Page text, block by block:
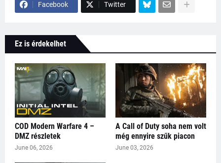
Facebook Twitter
Ez is érdekelhet
COD Modern Warfare 4 –
DMZ részletek
June 06, 2026
A Call of Duty soha nem volt
még ennyire szűk piacon
June 03, 2026